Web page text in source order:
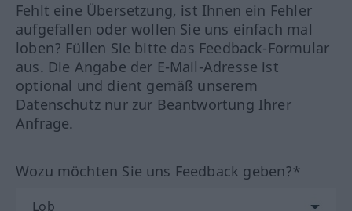
Fehlt eine Übersetzung, ist Ihnen ein Fehler
aufgefallen oder wollen Sie uns einfach mal
loben? Füllen Sie bitte das Feedback-Formular
aus. Die Angabe der E-Mail-Adresse ist
optional und dient gemäß unserem
Datenschutz nur zur Beantwortung Ihrer
Anfrage.
Wozu möchten Sie uns Feedback geben?*